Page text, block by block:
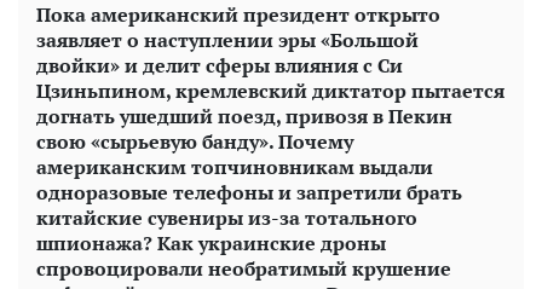
Пока американский президент открыто
заявляет о наступлении эры «Большой
двойки» и делит сферы влияния с Си
Цзиньпином, кремлевский диктатор пытается
догнать ушедший поезд, привозя в Пекин
свою «сырьевую банду». Почему
американским топчиновникам выдали
одноразовые телефоны и запретили брать
китайские сувениры из-за тотального
шпионажа? Как украинские дроны
спровоцировали необратимый крушение